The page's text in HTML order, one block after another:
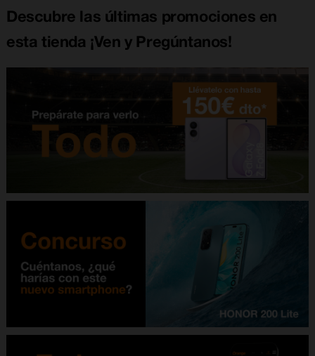
Descubre las últimas promociones en
esta tienda ¡Ven y Pregúntanos!